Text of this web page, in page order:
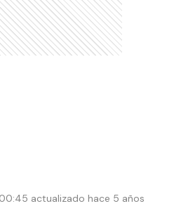
actualizado hace 5 años